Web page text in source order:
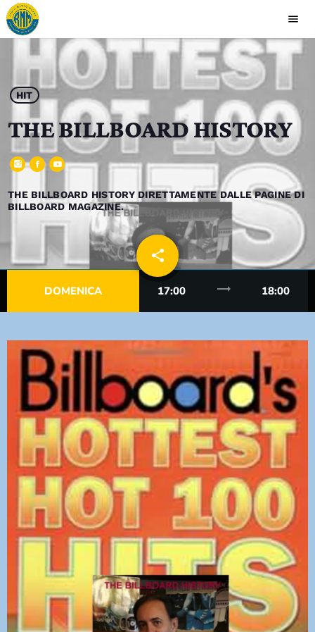
menu
close
play_arrow
HOME
PALINSESTO
CLASSIFICA
DEDICHE
PLAYER
HIT
THE BILLBOARD HISTORY
THE BILLBOARD HISTORY DIRETTAMENTE DALLE PAGINE DI
BILLBOARD MAGAZINE.
share
email
DOMENICA 17:00 trending_flat 18:00